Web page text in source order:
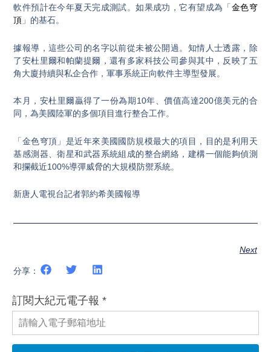
軟件預計在今年夏天完成測試。如果成功，它有望成為「金色穹
頂 」的基石。
據報導，這些公司的名字以前從未被公開過。知情人士透露，除
了安杜里爾和帕蘭提爾，還有多家科技公司參與其中，反映了五
角大廈持續與私企合作，軍事系統正向軟件主導型發展。
本月，安杜里爾贏得了一份為期10年、價值高達200億美元的合
同，為美國陸軍的多個項目進行整合工作。
「金色穹頂」是近年來美國國防規模最大的項目，目的是利用天
基感測器、衛星和武器系統組成的整合網絡，建構一個能夠偵測
和攔截近100%導彈威脅的大規模防禦系統。
新唐人電視台記者郭約希美國報導
Next
分享：